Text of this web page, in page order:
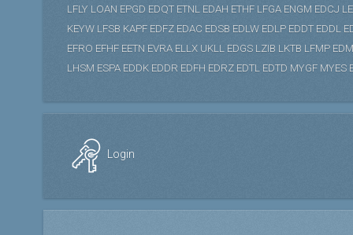
LFLY LOAN EPGD EDQT ETNL EDAH ETHF LFGA ENGM EDCJ
KEYW LFSB KAPF EDFZ EDAC EDSB EDLW EDLP EDDT EDDL
EFRO EFHF EETN EVRA ELLX UKLL EDGS LZIB LKTB LFMP
LHSM ESPA EDDK EDDR EDFH EDRZ EDTL EDTD MYGF MYES
Login